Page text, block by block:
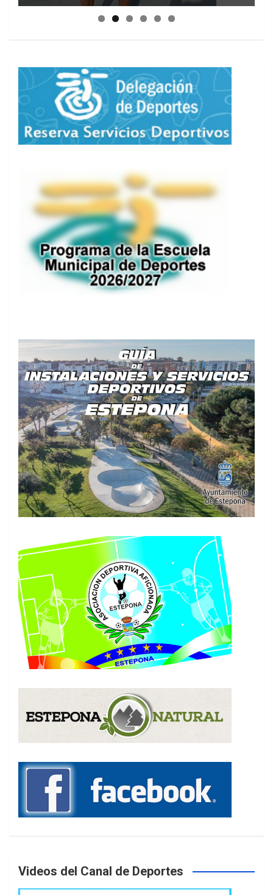
Videos del Canal de Deportes